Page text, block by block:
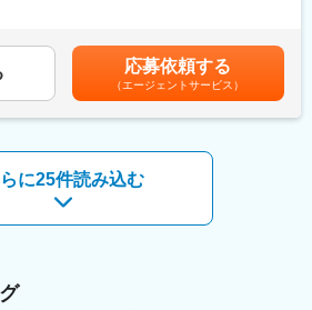
ている価値観～Values～】
みや施策を考え、体現した事例への賞賛など
の人を大切にする
を考え抜く
戦を楽しむ
ートし続ける
先の例／
研修を約1か月間、当社の研修センターにて泊
の際の移動費・宿泊費は当社にて負担しま
の稼働率は95%以上ですので、待機になるこ
ません。また現場を巡回する労務スタッフも
与（業績により支給）（※想定年収3,600,000
※残業代は1分単位で全額支給賃金はあくまで
、選考を通じて上下する可能性があります。
を含めた表記です。
応募依頼する
（エージェントサービス）
に25件読み込む